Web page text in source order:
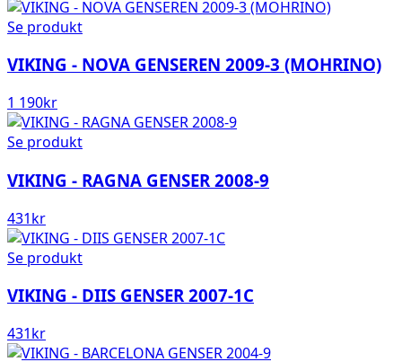
Se produkt
VIKING - NOVA GENSEREN 2009-3 (MOHRINO)
1 190kr
Se produkt
VIKING - RAGNA GENSER 2008-9
431kr
Se produkt
VIKING - DIIS GENSER 2007-1C
431kr